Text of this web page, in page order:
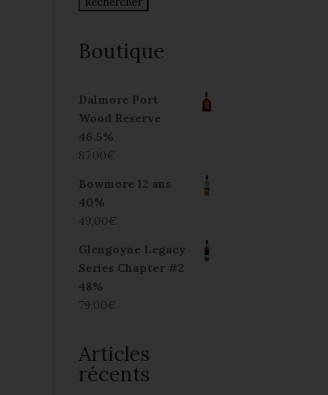
Boutique
Dalmore Port
Wood Reserve
46.5%
87,00€
Bowmore 12 ans
40%
49,00€
Glengoyne Legacy
Series Chapter #2
48%
79,00€
Articles
récents